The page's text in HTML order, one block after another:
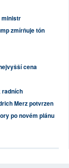
ministr
zmírňuje tón
cena
radních
Merz potvrzen
po novém plánu